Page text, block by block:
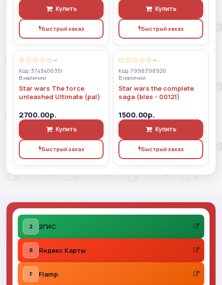
Купить
Быстрый заказ
Купить
Быстрый заказ
—
Код: 3743406351
В наличии
Star wars The force
unleashed Ultimate (pal)
2700.00р.
Купить
Быстрый заказ
—
Код: 7998398920
В наличии
Star wars the complete
saga (bles - 00121)
1500.00р.
Купить
Быстрый заказ
2 2ГИС
Я Яндекс Карты
F Flamp